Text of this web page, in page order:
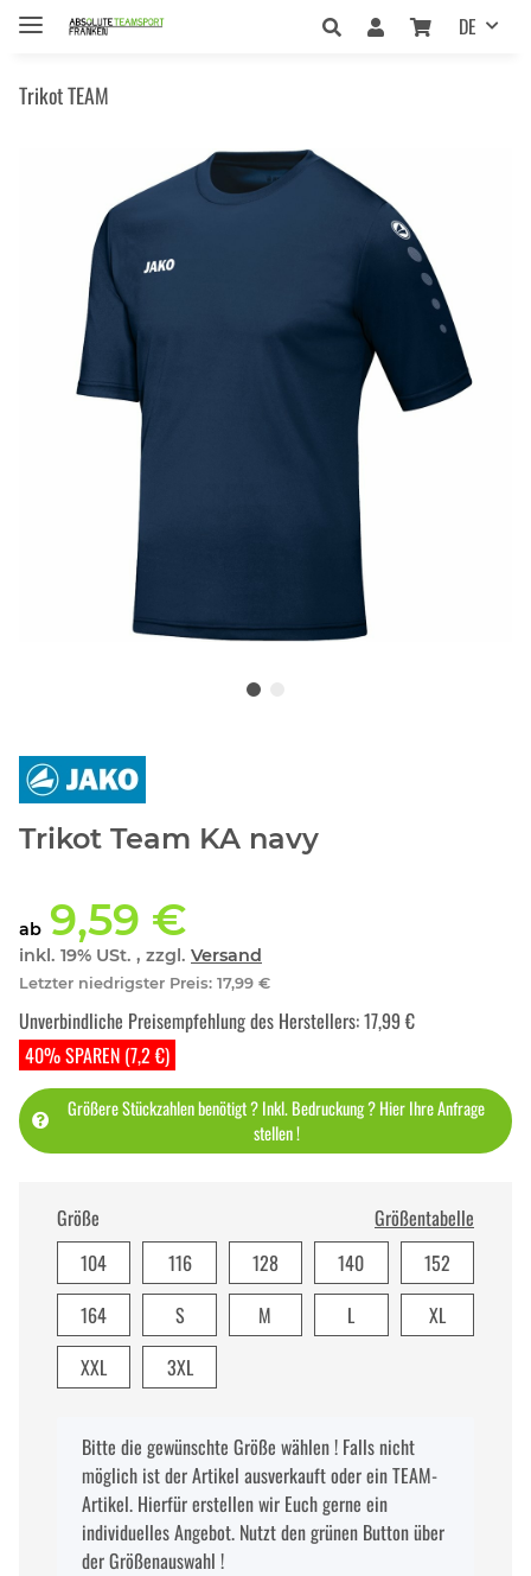
DE
Trikot TEAM
Trikot Team KA navy
ab 9,59 €
inkl. 19% USt. , zzgl. Versand
Letzter niedrigster Preis: 17,99 €
40% SPAREN (7,2 €)
Unverbindliche Preisempfehlung des Herstellers:17,99 €
Größere Stückzahlen benötigt ? Inkl. Bedruckung ? Hier Ihre Anfrage
stellen !
Größe
Größentabelle
104
116 128 140
152
164
S M L
XL
XXL
3XL
xBitte die gewünschte Größe wählen ! Falls nicht
möglich ist der Artikel ausverkauft oder ein TEAM-
Artikel. Hierfür erstellen wir Euch gerne ein
individuelles Angebot. Nutzt den grünen Button über
der Größenauswahl !